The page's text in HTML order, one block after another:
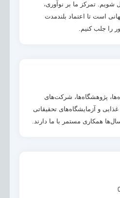
شویم. تمرکز ما بر نوآوری،
است تا اعتماد بلندمدت
را جلب کنیم.
پژوهشگاه‌ها، شرکت‌های
غذایی و آزمایشگاه‌های تحقیقاتی
همکاری مستمر با ما دارند.